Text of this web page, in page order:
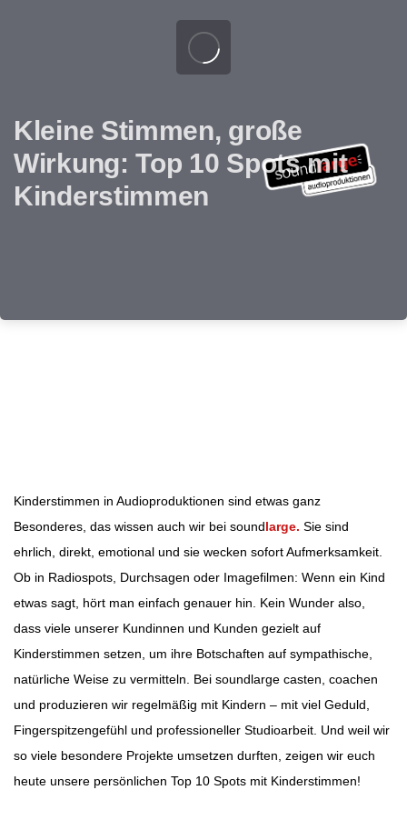
Kleine Stimmen, große
Wirkung: Top 10 Spots mit
Kinderstimmen
Kinderstimmen in Audioproduktionen sind etwas ganz
Besonderes, das wissen auch wir bei soundlarge. Sie sind
ehrlich, direkt, emotional und sie wecken sofort Aufmerksamkeit.
Ob in Radiospots, Durchsagen oder Imagefilmen: Wenn ein Kind
etwas sagt, hört man einfach genauer hin. Kein Wunder also,
dass viele unserer Kundinnen und Kunden gezielt auf
Kinderstimmen setzen, um ihre Botschaften auf sympathische,
natürliche Weise zu vermitteln. Bei soundlarge casten, coachen
und produzieren wir regelmäßig mit Kindern – mit viel Geduld,
Fingerspitzengefühl und professioneller Studioarbeit. Und weil wir
so viele besondere Projekte umsetzen durften, zeigen wir euch
heute unsere persönlichen Top 10 Spots mit Kinderstimmen!